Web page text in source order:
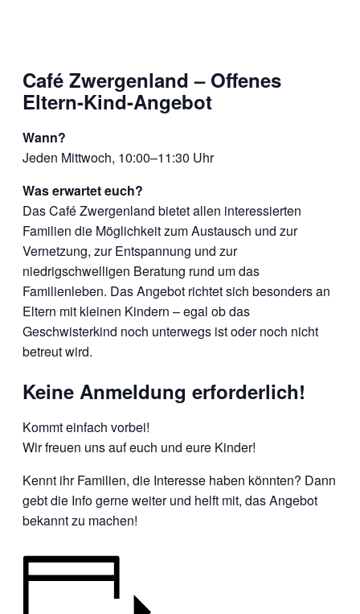
Café Zwergenland – Offenes
Eltern-Kind-Angebot
Wann?
Jeden Mittwoch, 10:00–11:30 Uhr
Was erwartet euch?
Das Café Zwergenland bietet allen interessierten
Familien die Möglichkeit zum Austausch und zur
Vernetzung, zur Entspannung und zur
niedrigschwelligen Beratung rund um das
Familienleben. Das Angebot richtet sich besonders an
Eltern mit kleinen Kindern – egal ob das
Geschwisterkind noch unterwegs ist oder noch nicht
betreut wird.
Keine Anmeldung erforderlich!
Kommt einfach vorbei!
Wir freuen uns auf euch und eure Kinder!
Kennt ihr Familien, die Interesse haben könnten? Dann
gebt die Info gerne weiter und helft mit, das Angebot
bekannt zu machen!